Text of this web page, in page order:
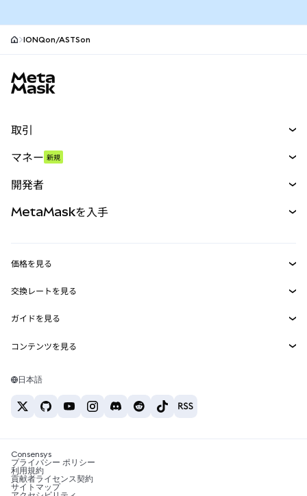
IONQon/ASTSon
取引
パーペチュアル
RWA
マネー 新規
開発者
MetaMask Connect
Snaps
Web3サービス
MetaMaskを入手
セキュリティ
サポート
キャリア
お問い合わせ
価格を見る
イーサリアムの価格
Solanaの価格
Tetherの価格
交換レートを見る
ETH→USD
USDT→INR
BTC→INR
ETH→USDT
ガイドを見る
ETHの購入
USDTの購入
SHIBの購入
BNBの購入
コンテンツを見る
Solanaウォレット
税制関連ニュース
暗号資産の購入方法は？
日本語
Consensys
プライバシー ポリシー
利用規約
貢献者ライセンス契約
サイトマップ